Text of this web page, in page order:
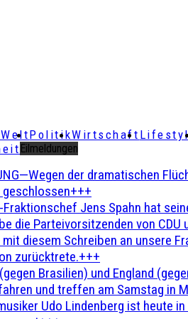
WeltPolitikWirtschaft
Eilmeldungen
der dramatischen
Fraktionschef Jens Spahn hat
die Parteivorsitzenden von CDU
diesem Schreiben an unsere
zurücktrete.+++
Brasilien) und England
und treffen am Samstag in
Udo Lindenberg ist heute